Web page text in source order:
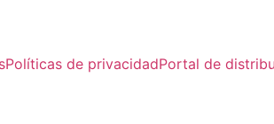
Políticas de privacidadPortal de